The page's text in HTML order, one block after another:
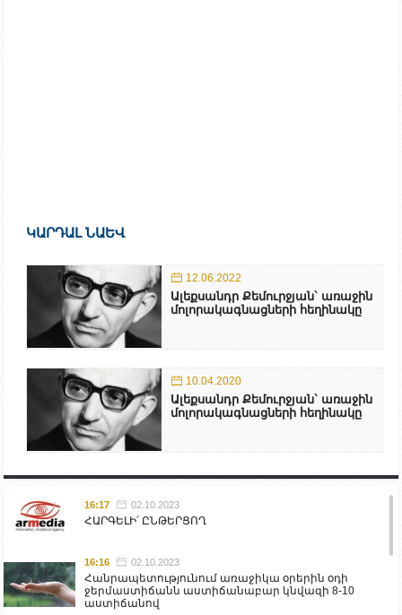
ԿԱՐԴԱԼ ՆԱԵՎ
12.06.2022
Ալեքսանդր Քեմուրջյան` առաջին
մոլորակագնացների հեղինակը
10.04.2020
Ալեքսանդր Քեմուրջյան` առաջին
մոլորակագնացների հեղինակը
16:17 02.10.2023
ՀԱՐԳԵԼԻ՛ ԸՆԹԵՐՑՈՂ
16:16 02.10.2023
Հանրապետությունում առաջիկա օրերին օդի
ջերմաստիճանն աստիճանաբար կնվազի 8-10
աստիճանով